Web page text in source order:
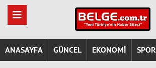
ANASAYFA GÜNCEL EKONOMİ SPOR